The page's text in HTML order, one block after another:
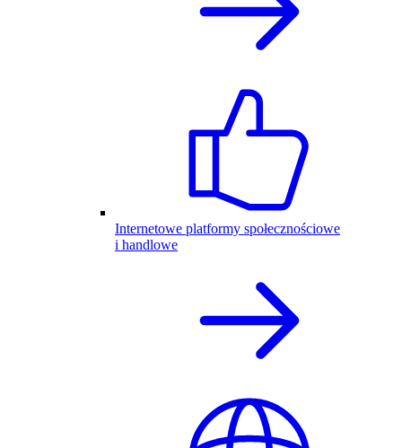
Internetowe platformy społecznościowe
i handlowe